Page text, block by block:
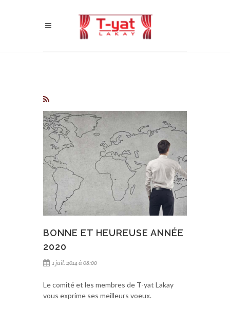
BONNE ET HEUREUSE ANNÉE
2020
1 juil. 2014 à 08:00
Le comité et les membres de T-yat Lakay
vous exprime ses meilleurs voeux.